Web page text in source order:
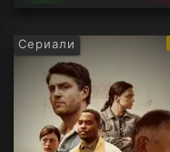
Сериали